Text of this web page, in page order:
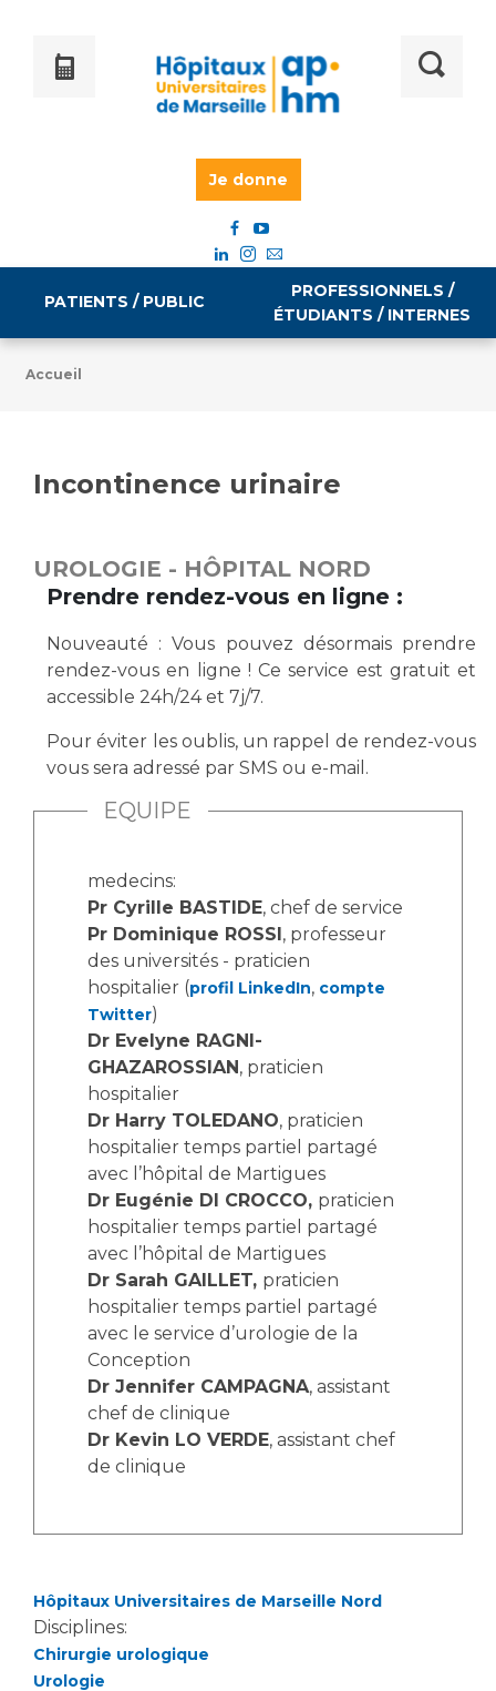
Je donne
PATIENTS / PUBLIC
Tarifs
Vous allez être hospitalisé(e)
Vous avez un examen d'imagerie ou de radiologie
Vous avez une analyse à réaliser
Vous venez en consultation
myaphm, votre espace santé en ligne
Infos COVID-19
Vivre ensemble à l'hôpital
Culture à l'hôpital
Laïcité et cultes
Les associations
Livret d'accueil
Salon des familles
Transports sanitaires
Vos droits, vos devoirs
Handicap
Handi 13
Pôle Médecine Physique et Réadaptation
Accueil sourds et malentendants
Charte Romain Jacob
Mouvement Parcours Handicap 13
Activité physique
Maladies rares
PROFESSIONNELS /
ÉTUDIANTS / INTERNES
Emploi / formation
Emplois administratifs
Emplois médicaux
Espace Formation
Étudiants hospitaliers
Emplois techniques et médico-techniques
Emplois divers
Emplois socio-éducatifs
Stages paramédicaux
Chercheurs
La recherche clinique à l'AP-HM
Les structures de recherche
Écoles et Instituts de Formation
Plateforme des internes
Professionnels de santé
Adresser un patient
Réseaux de soins
Adresser un examen au Laboratoire de Biologie
Médicale
Radiologie / Imagerie
Cancérologie
Plateforme d'Expertise Maladies Rares
Accueil
Incontinence urinaire
UROLOGIE - HÔPITAL NORD
Prendre rendez-vous en ligne :
Nouveauté : Vous pouvez désormais prendre
rendez-vous en ligne ! Ce service est gratuit et
accessible 24h/24 et 7j/7.
Pour éviter les oublis, un rappel de rendez-vous
vous sera adressé par SMS ou e-mail.
EQUIPE
medecins:
Pr Cyrille BASTIDE, chef de service
Pr Dominique ROSSI, professeur
des universités - praticien
hospitalier (profil LinkedIn, compte
Twitter)
Dr Evelyne RAGNI-
GHAZAROSSIAN, praticien
hospitalier
Dr Harry TOLEDANO, praticien
hospitalier temps partiel partagé
avec l’hôpital de Martigues
Dr Eugénie DI CROCCO, praticien
hospitalier temps partiel partagé
avec l’hôpital de Martigues
Dr Sarah GAILLET, praticien
hospitalier temps partiel partagé
avec le service d’urologie de la
Conception
Dr Jennifer CAMPAGNA, assistant
chef de clinique
Dr Kevin LO VERDE, assistant chef
de clinique
Hôpitaux Universitaires de Marseille Nord
Disciplines:
Chirurgie urologique
Urologie